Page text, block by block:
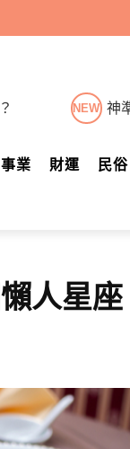
NEW 神
事業 財運 民俗
人星座